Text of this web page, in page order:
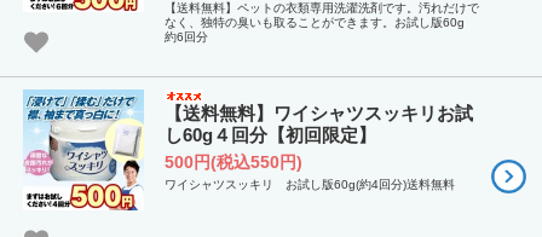
【送料無料】ペットの衣類専用洗濯洗剤です。汚れだけで
なく、独特の臭いも取ることができます。お試し版60g
約6回分
【送料無料】ワイシャツスッキリお試
し60g４回分【初回限定】
500円(税込550円)
ワイシャツスッキリ お試し版60g(約4回分)送料無料